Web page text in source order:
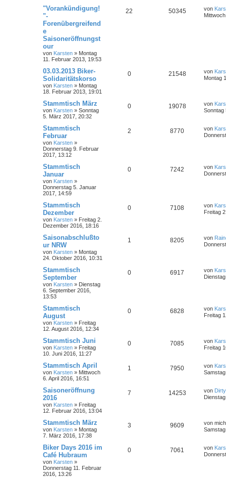
"Vorankündigung!
"-
Forenübergreifend
e
Saisoneröffnungst
our
von Karsten » Montag
11. Februar 2013, 19:53
22 50345 von
03.03.2013 Biker-
Solidaritätskorso
von Karsten » Montag
18. Februar 2013, 19:01
0 21548 von
Montag
Stammtisch März
von Karsten » Sonntag
5. März 2017, 20:32
0 19078 von
Sonntag
Stammtisch
Februar
von Karsten »
Donnerstag 9. Februar
2017, 13:12
2 8770 von
Stammtisch
Januar
von Karsten »
Donnerstag 5. Januar
2017, 14:59
0 7242 von
Stammtisch
Dezember
von Karsten » Freitag 2.
Dezember 2016, 18:16
0 7108 von
Freitag
Saisonabschlußto
ur NRW
von Karsten » Montag
24. Oktober 2016, 10:31
1 8205 von
Stammtisch
September
von Karsten » Dienstag
6. September 2016,
13:53
0 6917 von
Stammtisch
August
von Karsten » Freitag
12. August 2016, 12:34
0 6828 von
Freitag
Stammtisch Juni
von Karsten » Freitag
10. Juni 2016, 11:27
0 7085 von
Freitag
Stammtisch April
von Karsten » Mittwoch
6. April 2016, 16:51
1 7950 von
Saisoneröffnung
2016
von Karsten » Freitag
12. Februar 2016, 13:04
7 14253 von
Stammtisch März
von Karsten » Montag
7. März 2016, 17:38
3 9609 von
Biker Days 2016 im
Café Hubraum
von Karsten »
Donnerstag 11. Februar
2016, 13:26
0 7061 von